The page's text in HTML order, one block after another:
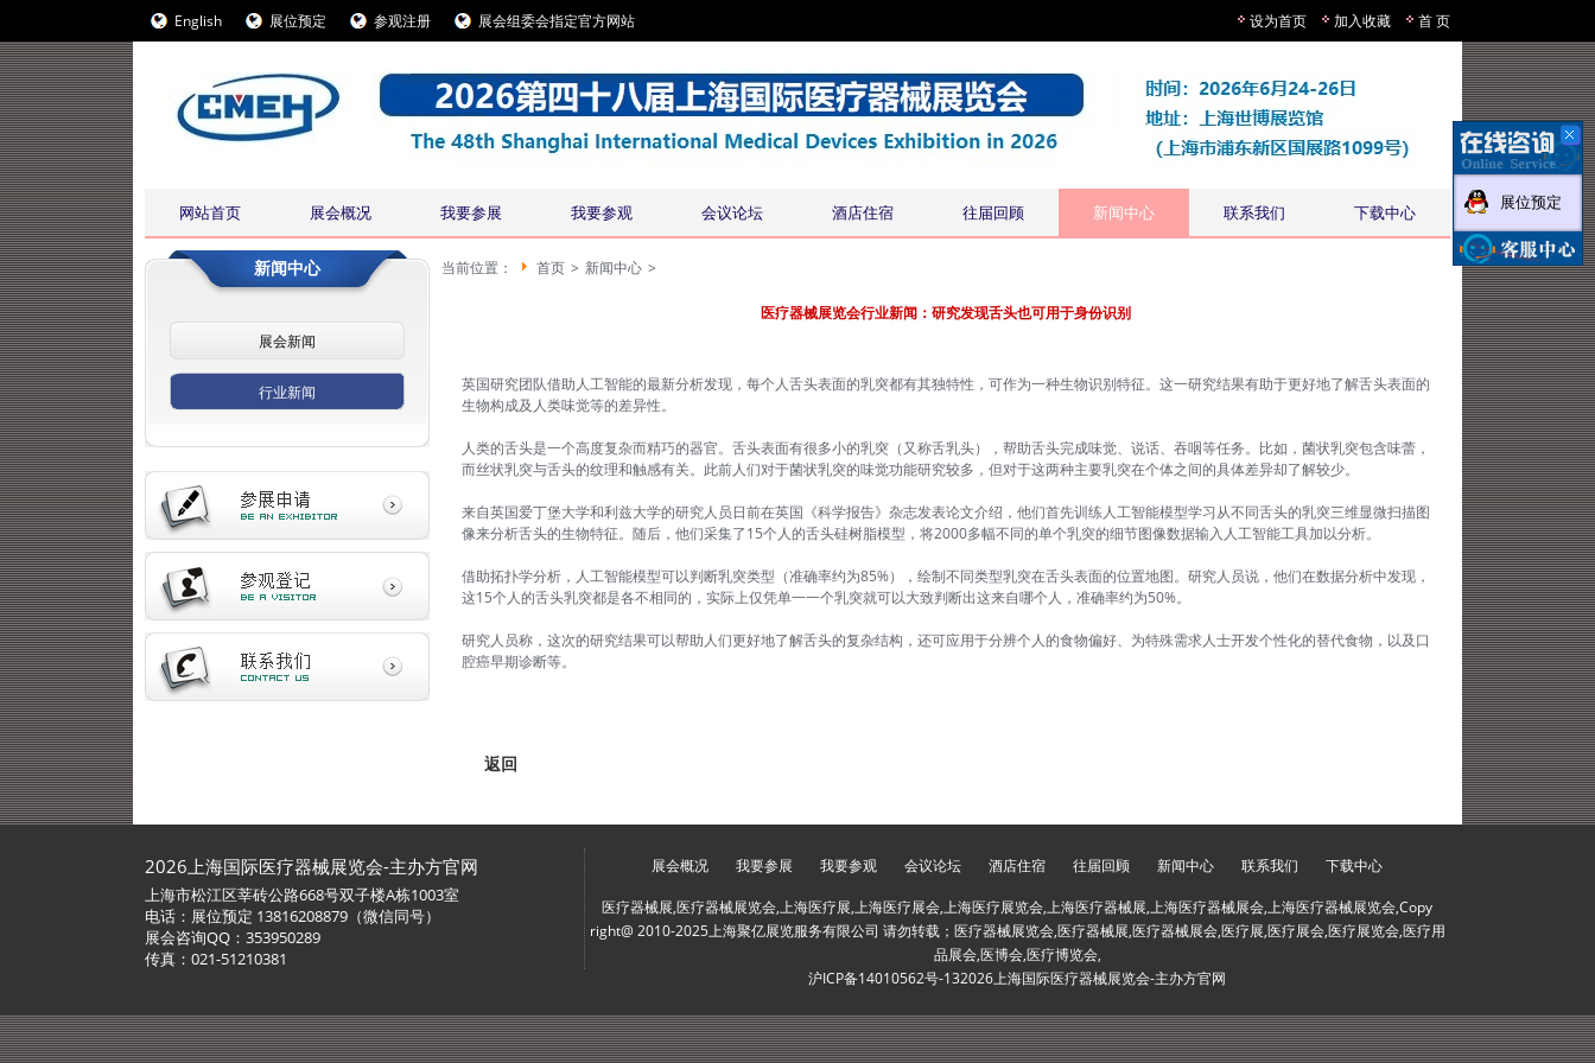
English 展位预定 参观注册 展会组委会指定官方网站 设为首页 加入收藏 首 页
网站首页 展会概况 我要参展 我要参观 会议论坛 酒店住宿 往届回顾 新闻中心 联系我们 下载中心
新闻中心
展会新闻
行业新闻
当前位置： 首页 > 新闻中心 >
医疗器械展览会行业新闻：研究发现舌头也可用于身份识别
英国研究团队借助人工智能的最新分析发现，每个人舌头表面的乳突都有其独特性，可作为一种生物识别特征。这一研究结果有助于更好地了解舌头表面的
生物构成及人类味觉等的差异性。
人类的舌头是一个高度复杂而精巧的器官。舌头表面有很多小的乳突（又称舌乳头），帮助舌头完成味觉、说话、吞咽等任务。比如，菌状乳突包含味蕾，
而丝状乳突与舌头的纹理和触感有关。此前人们对于菌状乳突的味觉功能研究较多，但对于这两种主要乳突在个体之间的具体差异却了解较少。
来自英国爱丁堡大学和利兹大学的研究人员日前在英国《科学报告》杂志发表论文介绍，他们首先训练人工智能模型学习从不同舌头的乳突三维显微扫描图
像来分析舌头的生物特征。随后，他们采集了15个人的舌头硅树脂模型，将2000多幅不同的单个乳突的细节图像数据输入人工智能工具加以分析。
借助拓扑学分析，人工智能模型可以判断乳突类型（准确率约为85%），绘制不同类型乳突在舌头表面的位置地图。研究人员说，他们在数据分析中发现，
这15个人的舌头乳突都是各不相同的，实际上仅凭单一一个乳突就可以大致判断出这来自哪个人，准确率约为50%。
研究人员称，这次的研究结果可以帮助人们更好地了解舌头的复杂结构，还可应用于分辨个人的食物偏好、为特殊需求人士开发个性化的替代食物，以及口
腔癌早期诊断等。
返回
2026上海国际医疗器械展览会-主办方官网
上海市松江区莘砖公路668号双子楼A栋1003室
电话：展位预定 13816208879（微信同号）
展会咨询QQ：353950289
传真：021-51210381
展会概况 我要参展 我要参观 会议论坛 酒店住宿 往届回顾 新闻中心 联系我们 下载中心
医疗器械展,医疗器械展览会,上海医疗展,上海医疗展会,上海医疗展览会,上海医疗器械展,上海医疗器械展会,上海医疗器械展览会,Copy
right@ 2010-2025上海聚亿展览服务有限公司 请勿转载；医疗器械展览会,医疗器械展,医疗器械展会,医疗展,医疗展会,医疗展览会,医疗用
品展会,医博会,医疗博览会,
沪ICP备14010562号-132026上海国际医疗器械展览会-主办方官网
展位预定